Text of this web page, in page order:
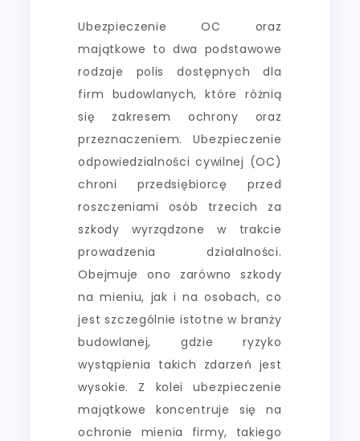
Ubezpieczenie OC oraz
majątkowe to dwa podstawowe
rodzaje polis dostępnych dla
firm budowlanych, które różnią
się zakresem ochrony oraz
przeznaczeniem. Ubezpieczenie
odpowiedzialności cywilnej (OC)
chroni przedsiębiorcę przed
roszczeniami osób trzecich za
szkody wyrządzone w trakcie
prowadzenia działalności.
Obejmuje ono zarówno szkody
na mieniu, jak i na osobach, co
jest szczególnie istotne w branży
budowlanej, gdzie ryzyko
wystąpienia takich zdarzeń jest
wysokie. Z kolei ubezpieczenie
majątkowe koncentruje się na
ochronie mienia firmy, takiego